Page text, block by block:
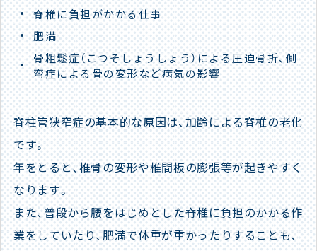
脊椎に負担がかかる仕事
肥満
骨粗鬆症（こつそしょうしょう）による圧迫骨折、側
弯症による骨の変形など病気の影響
脊柱管狭窄症の基本的な原因は、加齢による脊椎の老化
です。
年をとると、椎骨の変形や椎間板の膨張等が起きやすく
なります。
また、普段から腰をはじめとした脊椎に負担のかかる作
業をしていたり、肥満で体重が重かったりすることも、